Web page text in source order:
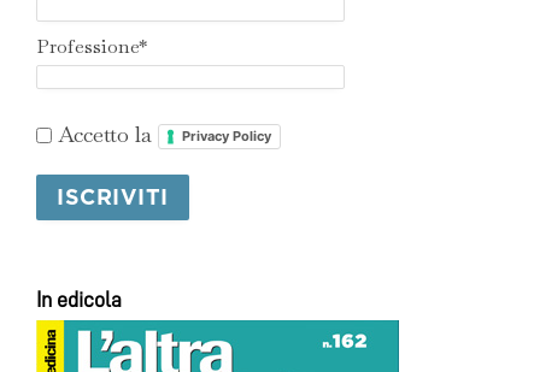
Professione*
Accetto la Privacy Policy
In edicola